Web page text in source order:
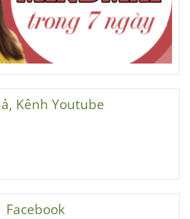
Kênh Youtube
Facebook